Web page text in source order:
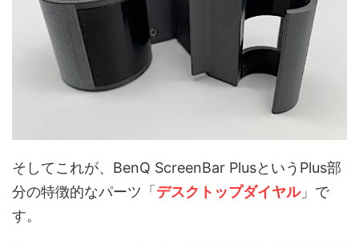
そしてこれが、 BenQ ScreenBar PlusというPlus部
分の特徴的なパーツ「デスクトップダイヤル」で
す。